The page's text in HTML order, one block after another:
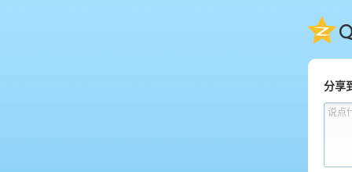
QQ
分享
说点